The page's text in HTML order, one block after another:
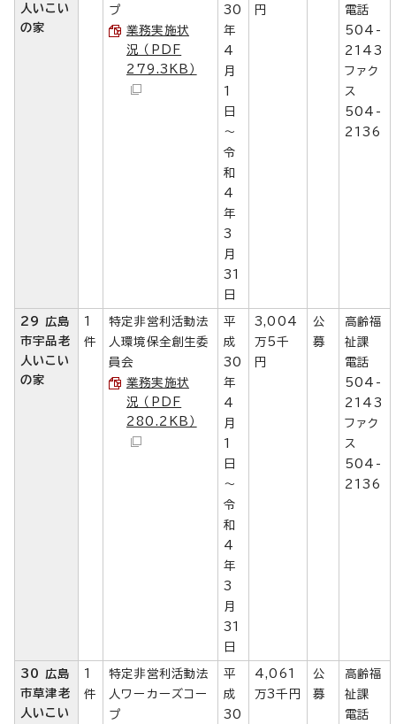
人いこい
の家
プ
業務実施状
況 （PDF
279.3KB）
30
年
4
月
1
日
～
令
和
4
年
3
月
31
日
円
電話
504-
2143
ファク
ス
504-
2136
29 広島
市宇品老
人いこい
の家
1
件
特定非営利活動法
人環境保全創生委
員会
業務実施状
況 （PDF
280.2KB）
平
成
30
年
4
月
1
日
～
令
和
4
年
3
月
31
日
3,004
万5千
円
公
募
高齢福
祉課
電話
504-
2143
ファク
ス
504-
2136
30 広島
市草津老
人いこい
1
件
特定非営利活動法
人ワーカーズコー
プ
平
成
30
4,061
万3千円
公
募
高齢福
祉課
電話